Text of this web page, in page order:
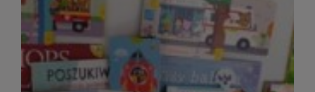
W tej sekcji prezentujemy najnowsze książki,
audiobooki oraz filmy, które właśnie trafiły do
zbiorów Miejskiej Biblioteki Publicznej w
Starachowicach. Regularnie aktualizujemy listę,